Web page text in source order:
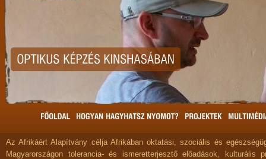
Az Afrikáért Alapítvány célja Afrikában oktatási, szociális és
Magyarországon tolerancia- és ismeretterjesztő előadások, kulturális